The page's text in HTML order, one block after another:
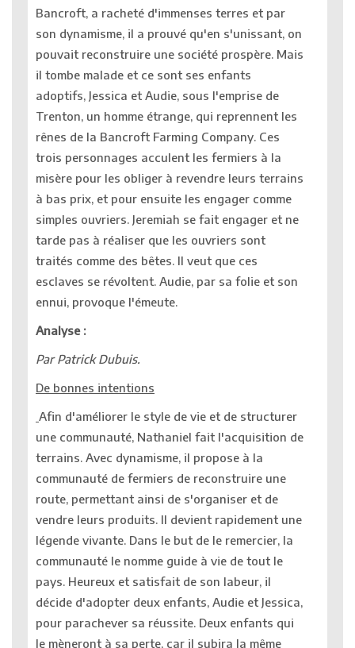
Bancroft, a racheté d'immenses terres et par
son dynamisme, il a prouvé qu'en s'unissant, on
pouvait reconstruire une société prospère. Mais
il tombe malade et ce sont ses enfants
adoptifs, Jessica et Audie, sous l'emprise de
Trenton, un homme étrange, qui reprennent les
rênes de la Bancroft Farming Company. Ces
trois personnages acculent les fermiers à la
misère pour les obliger à revendre leurs terrains
à bas prix, et pour ensuite les engager comme
simples ouvriers. Jeremiah se fait engager et ne
tarde pas à réaliser que les ouvriers sont
traités comme des bêtes. Il veut que ces
esclaves se révoltent. Audie, par sa folie et son
ennui, provoque l'émeute.
Analyse :
Par Patrick Dubuis.
De bonnes intentions
Afin d'améliorer le style de vie et de structurer
une communauté, Nathaniel fait l'acquisition de
terrains. Avec dynamisme, il propose à la
communauté de fermiers de reconstruire une
route, permettant ainsi de s'organiser et de
vendre leurs produits. Il devient rapidement une
légende vivante. Dans le but de le remercier, la
communauté le nomme guide à vie de tout le
pays. Heureux et satisfait de son labeur, il
décide d'adopter deux enfants, Audie et Jessica,
pour parachever sa réussite. Deux enfants qui
le mèneront à sa perte, car il subira la même